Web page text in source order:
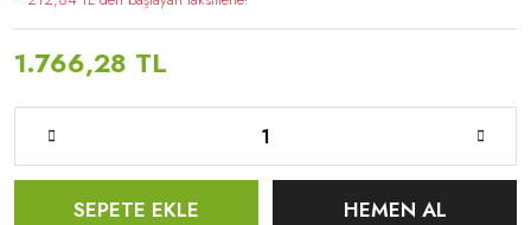
1.766,28 TL
SEPETE EKLE HEMEN AL